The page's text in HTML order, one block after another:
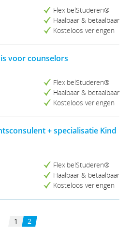
Studieduur (Kort-Lang)
Studieduur (Lang-Kort)
FlexibelStuderen®
Haalbaar & betaalbaar
Kosteloos verlengen
voor counselors
FlexibelStuderen®
Haalbaar & betaalbaar
Kosteloos verlengen
+ specialisatie Kind
FlexibelStuderen®
Haalbaar & betaalbaar
Kosteloos verlengen
1 2